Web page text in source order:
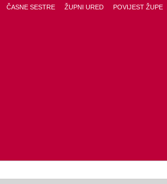
ČASNE SESTRE ŽUPNI URED POVIJEST ŽUPE